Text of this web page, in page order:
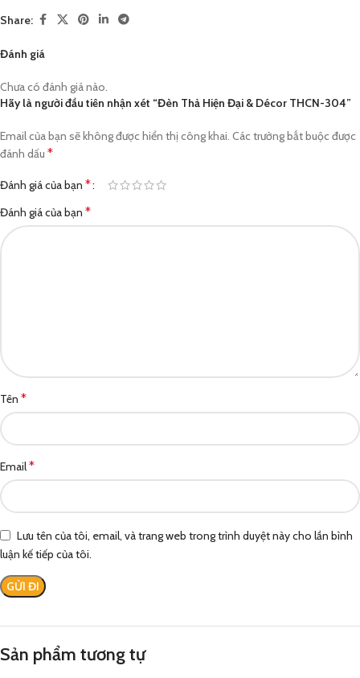
Share:
Đánh giá
Chưa có đánh giá nào.
Hãy là người đầu tiên nhận xét “Đèn Thả Hiện Đại & Décor THCN-304”
Email của bạn sẽ không được hiển thị công khai. Các trường bắt buộc được
đánh dấu *
Đánh giá của bạn *
Đánh giá của bạn *
Tên *
Email*
Lưu tên của tôi, email, và trang web trong trình duyệt này cho lần bình
luận kế tiếp của tôi.
Sản phẩm tương tự